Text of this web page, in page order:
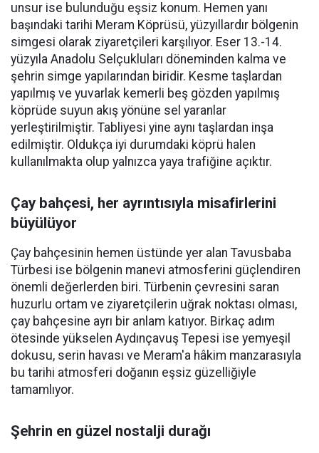
unsur ise bulunduğu eşsiz konum. Hemen yanı
başındaki tarihi Meram Köprüsü, yüzyıllardır bölgenin
simgesi olarak ziyaretçileri karşılıyor. Eser 13.-14.
yüzyıla Anadolu Selçukluları döneminden kalma ve
şehrin simge yapılarından biridir. Kesme taşlardan
yapılmış ve yuvarlak kemerli beş gözden yapılmış
köprüde suyun akış yönüne sel yaranlar
yerleştirilmiştir. Tabliyesi yine aynı taşlardan inşa
edilmiştir. Oldukça iyi durumdaki köprü halen
kullanılmakta olup yalnızca yaya trafiğine açıktır.
Çay bahçesi, her ayrıntısıyla misafirlerini
büyülüyor
Çay bahçesinin hemen üstünde yer alan Tavusbaba
Türbesi ise bölgenin manevi atmosferini güçlendiren
önemli değerlerden biri. Türbenin çevresini saran
huzurlu ortam ve ziyaretçilerin uğrak noktası olması,
çay bahçesine ayrı bir anlam katıyor. Birkaç adım
ötesinde yükselen Aydınçavuş Tepesi ise yemyeşil
dokusu, serin havası ve Meram'a hâkim manzarasıyla
bu tarihi atmosferi doğanın eşsiz güzelliğiyle
tamamlıyor.
Şehrin en güzel nostalji durağı